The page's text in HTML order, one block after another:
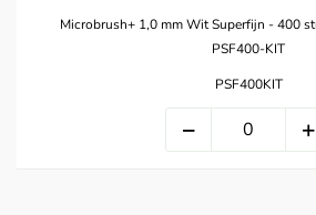
Microbrush+ 1,0 mm Wit Superfijn - 400
PSF400-KIT
PSF400KIT